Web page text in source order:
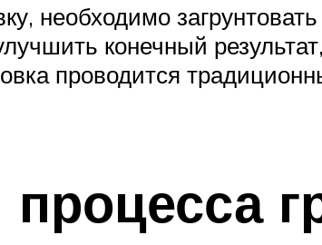
необходимо
конечный
проводится